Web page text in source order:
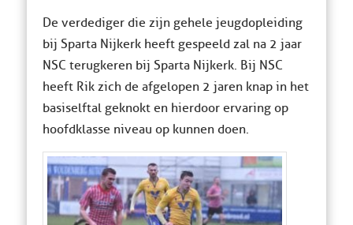
De verdediger die zijn gehele jeugdopleiding
bij Sparta Nijkerk heeft gespeeld zal na 2 jaar
NSC terugkeren bij Sparta Nijkerk. Bij NSC
heeft Rik zich de afgelopen 2 jaren knap in het
basiselftal geknokt en hierdoor ervaring op
hoofdklasse niveau op kunnen doen.